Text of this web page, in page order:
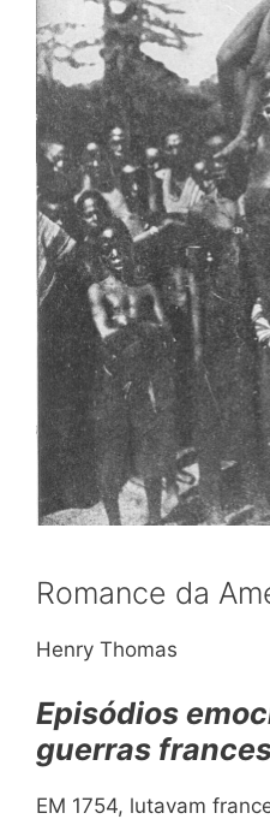
Romance da
Henry Thomas
Episódios
guerras
EM 1754, lutavam